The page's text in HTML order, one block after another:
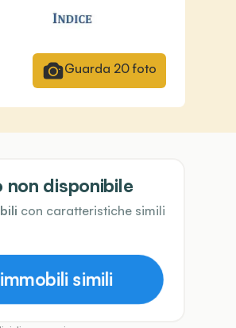
Guarda 20foto
disponibile
con caratteristiche simili
simili